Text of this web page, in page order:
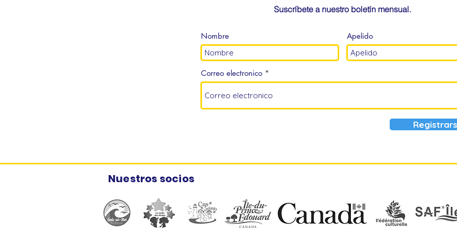
Suscríbete a nuestro boletín mensual.
Nombre Apelido
Correo electronico
Nuestros socios